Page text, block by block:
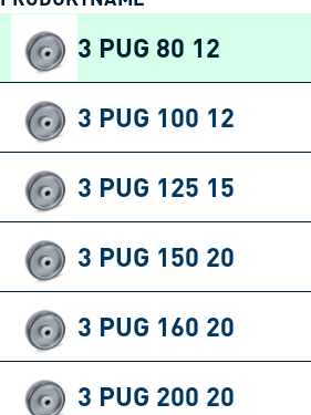
3 PUG 80 12
3 PUG 100 12
3 PUG 125 15
3 PUG 150 20
3 PUG 160 20
3 PUG 200 20